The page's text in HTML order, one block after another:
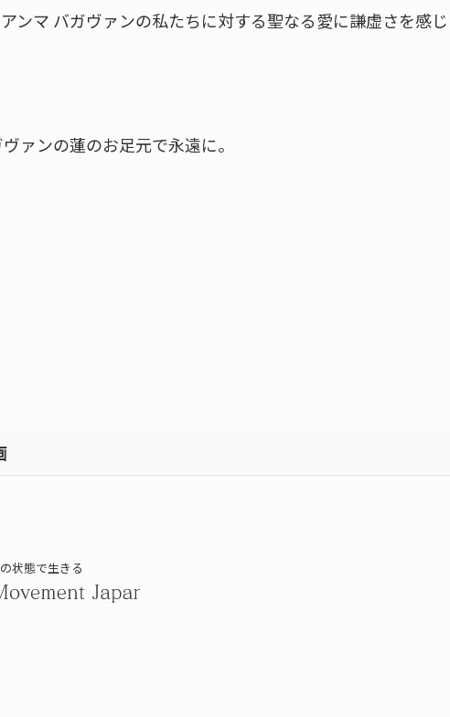
ンマ バガヴァンの私たちに対する聖なる愛に謙虚さを感じ
ァンの蓮のお足元で永遠に。